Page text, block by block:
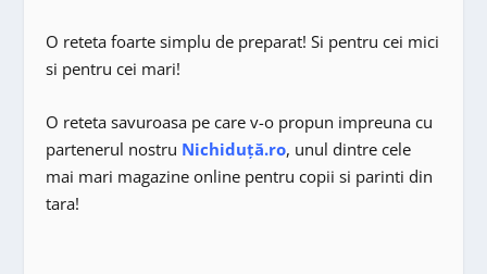
O reteta foarte simplu de preparat! Si pentru cei mici
si pentru cei mari!
O reteta savuroasa pe care v-o propun impreuna cu
partenerul nostru Nichiduță.ro, unul dintre cele
mai mari magazine online pentru copii si parinti din
tara!